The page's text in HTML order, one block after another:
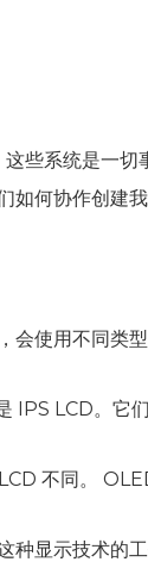
些系统是一切
如何协作创建
会使用不同类
IPS LCD。它
不同。
种显示技术的